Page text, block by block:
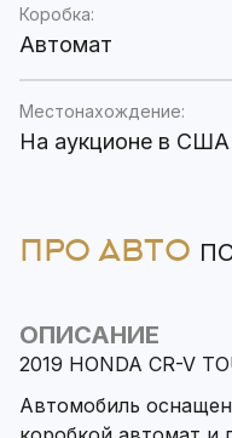
Коробка:
Автомат
Местонахождение:
На аукционе в США
ПРО АВТО
ОПИСАНИЕ
2019 HONDA CR-V
Автомобиль